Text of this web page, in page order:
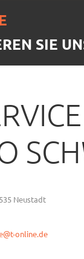
SIE
Neustadt
online.de